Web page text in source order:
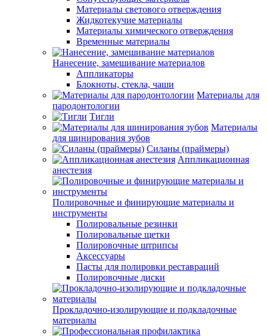
Материалы светового отверждения
Жидкотекучие материалы
Материалы химического отверждения
Временные материалы
Нанесение, замешивание материалов
Аппликаторы
Блокноты, стекла, чаши
Материалы для
пародонтологии
Тигли
Материалы
для шинирования зубов
Силаны (праймеры)
Аппликационная
анестезия
Полировочные и финирующие материалы и
инструменты
Полировальные резинки
Полировальные щетки
Полировочные штрипсы
Аксессуары
Пасты для полировки реставраций
Полировочные диски
Прокладочно-изолирующие и подкладочные
материалы